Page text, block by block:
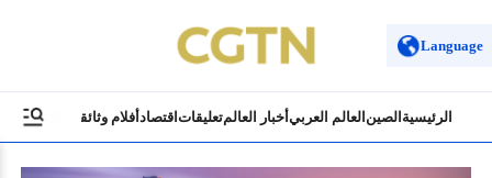
Language
الرئيسية الصين العالم العربيأخبار العالمتعليقات اقتصادأفلام وثائقية ثقافة